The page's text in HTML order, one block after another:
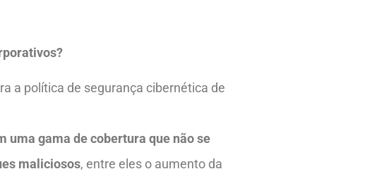
a política de segurança cibernética de
gama de cobertura que não se
maliciosos, entre eles o aumento da